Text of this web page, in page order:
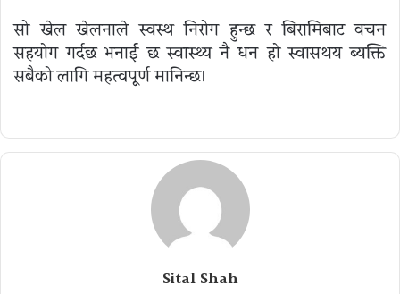
सो खेल खेलनाले स्वस्थ निरोग हुन्छ र बिरामिबाट वचन
सहयोग गर्दछ भनाई छ स्वास्थ्य नै धन हो स्वासथय ब्यक्ति
सबैको लागि महत्वपूर्ण मानिन्छ।
Sital Shah